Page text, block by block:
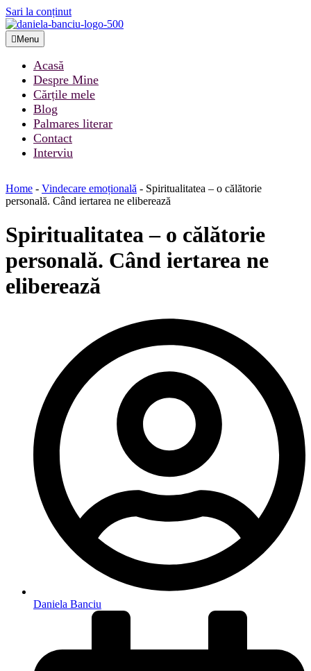
Sari la conținut
Menu
Acasă
Despre Mine
Cărțile mele
Blog
Palmares literar
Contact
Interviu
Home - Vindecare emoțională - Spiritualitatea – o călătorie
personală. Când iertarea ne eliberează
Spiritualitatea – o călătorie
personală. Când iertarea ne
eliberează
Daniela Banciu